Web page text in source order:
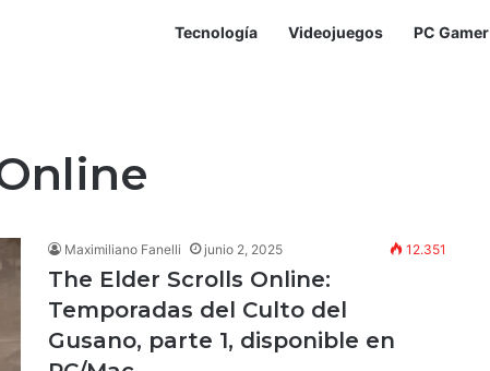
Tecnología Videojuegos PC Gamer
Maximiliano Fanelli junio 2, 2025 12.351
The Elder Scrolls Online:
Temporadas del Culto del
Gusano, parte 1, disponible en